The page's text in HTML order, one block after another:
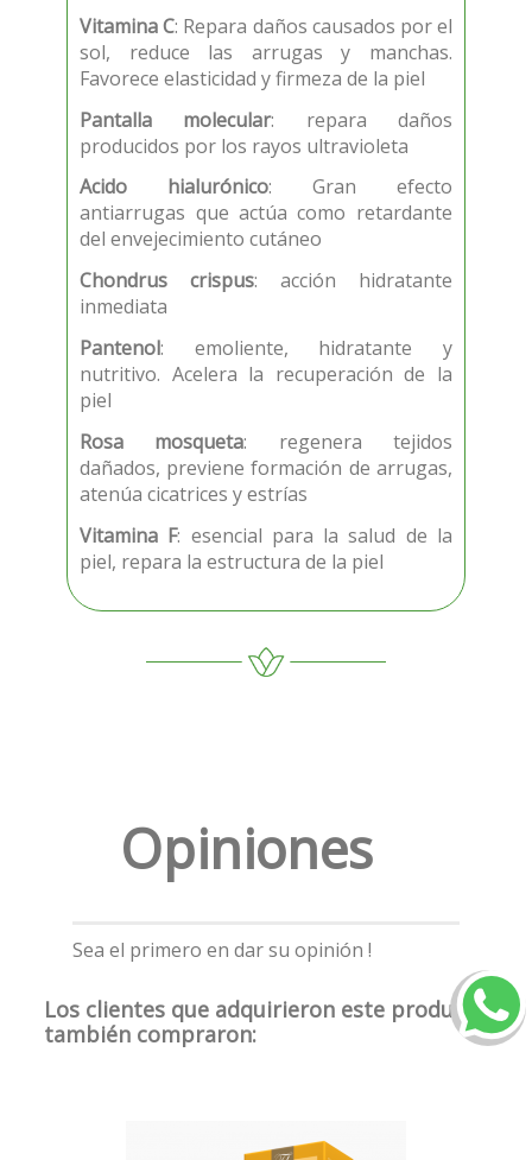
Vitamina C: Repara daños causados por el
sol, reduce las arrugas y manchas.
Favorece elasticidad y firmeza de la piel
Pantalla molecular: repara daños
producidos por los rayos ultravioleta
Acido hialurónico: Gran efecto
antiarrugas que actúa como retardante
del envejecimiento cutáneo
Chondrus crispus: acción hidratante
inmediata
Pantenol: emoliente, hidratante y
nutritivo. Acelera la recuperación de la
piel
Rosa mosqueta: regenera tejidos
dañados, previene formación de arrugas,
atenúa cicatrices y estrías
Vitamina F: esencial para la salud de la
piel, repara la estructura de la piel
Opiniones
Sea el primero en dar su opinión !
Los clientes que adquirieron este producto
también compraron: